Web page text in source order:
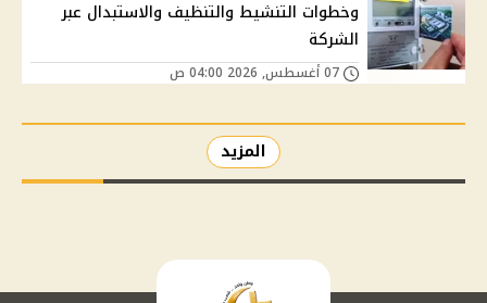
وخطوات التنشيط والتنظيف والاستبدال عبر
الشركة
المزيد